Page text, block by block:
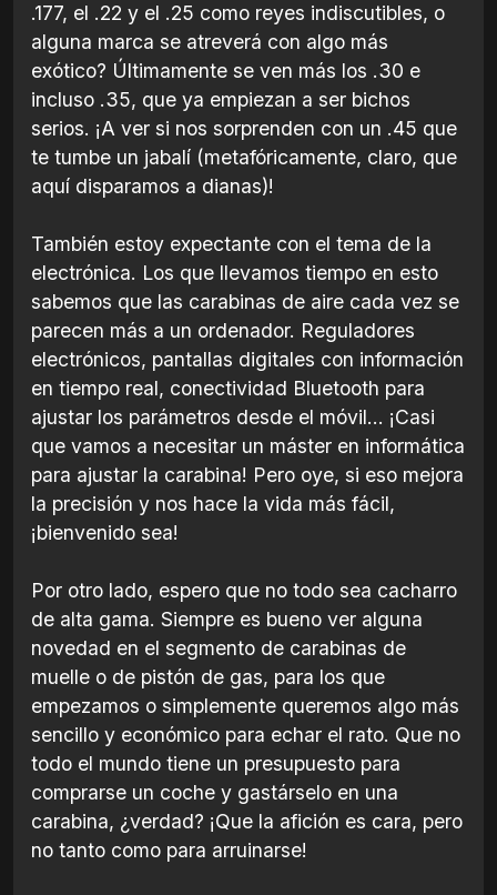
.177, el .22 y el .25 como reyes indiscutibles, o
alguna marca se atreverá con algo más
exótico? Últimamente se ven más los .30 e
incluso .35, que ya empiezan a ser bichos
serios. ¡A ver si nos sorprenden con un .45 que
te tumbe un jabalí (metafóricamente, claro, que
aquí disparamos a dianas)!
También estoy expectante con el tema de la
electrónica. Los que llevamos tiempo en esto
sabemos que las carabinas de aire cada vez se
parecen más a un ordenador. Reguladores
electrónicos, pantallas digitales con información
en tiempo real, conectividad Bluetooth para
ajustar los parámetros desde el móvil... ¡Casi
que vamos a necesitar un máster en informática
para ajustar la carabina! Pero oye, si eso mejora
la precisión y nos hace la vida más fácil,
¡bienvenido sea!
Por otro lado, espero que no todo sea cacharro
de alta gama. Siempre es bueno ver alguna
novedad en el segmento de carabinas de
muelle o de pistón de gas, para los que
empezamos o simplemente queremos algo más
sencillo y económico para echar el rato. Que no
todo el mundo tiene un presupuesto para
comprarse un coche y gastárselo en una
carabina, ¿verdad? ¡Que la afición es cara, pero
no tanto como para arruinarse!